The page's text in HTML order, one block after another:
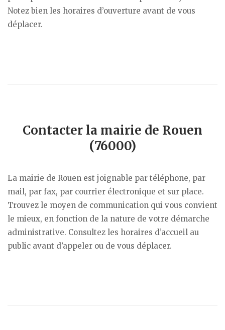
Notez bien les horaires d’ouverture avant de vous
déplacer.
Contacter la mairie de Rouen
(76000)
La mairie de Rouen est joignable par téléphone, par
mail, par fax, par courrier électronique et sur place.
Trouvez le moyen de communication qui vous convient
le mieux, en fonction de la nature de votre démarche
administrative. Consultez les horaires d’accueil au
public avant d’appeler ou de vous déplacer.